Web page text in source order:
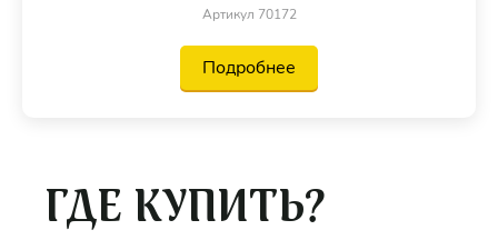
Артикул 70172
Подробнее
ГДЕ КУПИТЬ?